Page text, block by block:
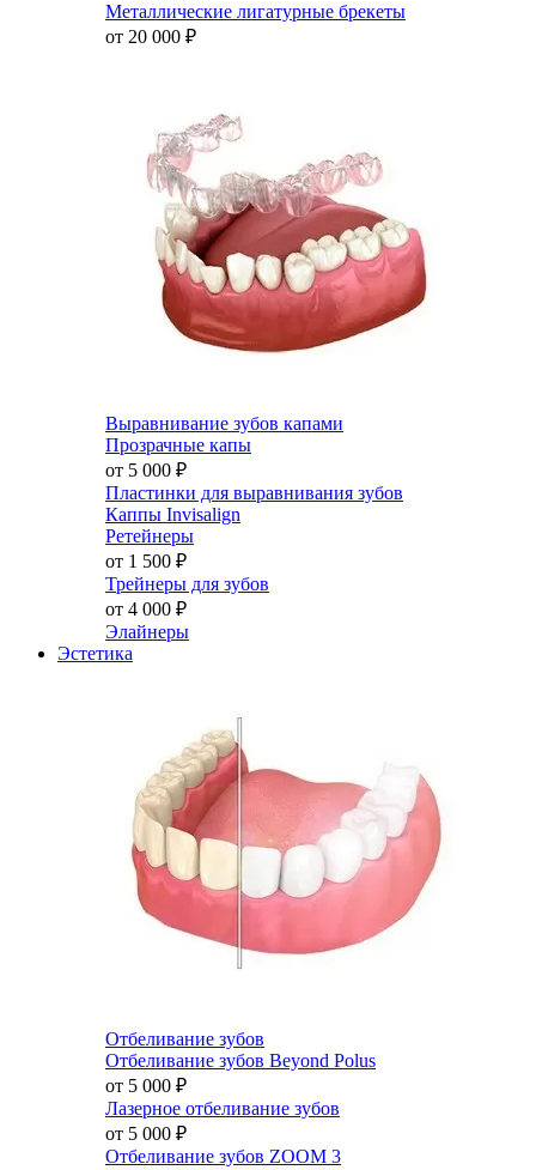
Металлические лигатурные брекеты
от 20 000 ₽
Выравнивание зубов капами
Прозрачные капы
от 5 000 ₽
Пластинки для выравнивания зубов
Каппы Invisalign
Ретейнеры
от 1 500 ₽
Трейнеры для зубов
от 4 000 ₽
Элайнеры
Эстетика
Отбеливание зубов
Отбеливание зубов Beyond Polus
от 5 000 ₽
Лазерное отбеливание зубов
от 5 000 ₽
Отбеливание зубов ZOOM 3